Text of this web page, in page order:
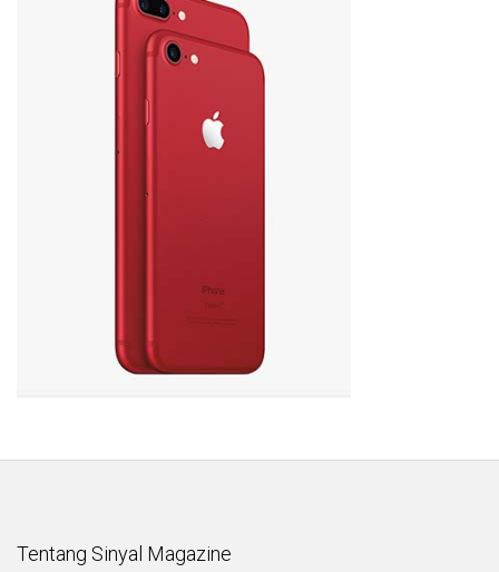
Tentang Sinyal Magazine